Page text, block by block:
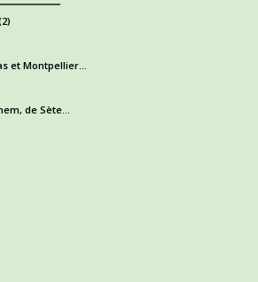
et Montpellier...
de Sète...